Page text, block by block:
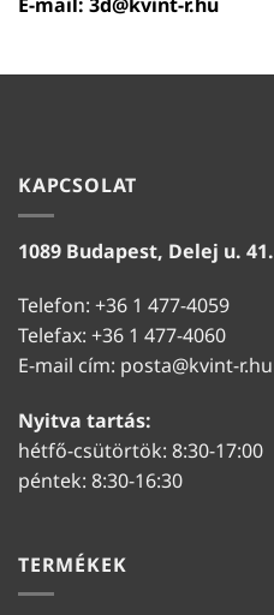
KAPCSOLAT
1089 Budapest, Delej u. 41.
Telefon: +36 1 477-4059
Telefax: +36 1 477-4060
E-mail cím: posta@kvint-r.hu
Nyitva tartás:
hétfő-csütörtök: 8:30-17:00
péntek: 8:30-16:30
TERMÉKEK